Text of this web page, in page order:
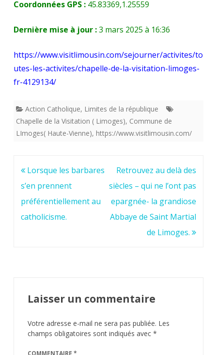
Coordonnées GPS : 45.83369,1.25559
Dernière mise à jour :3 mars 2025 à 16:36
https://www.visitlimousin.com/sejourner/activites/to
utes-les-activites/chapelle-de-la-visitation-limoges-
fr-4129134/
Action Catholique, Limites de la république
Chapelle de la Visitation ( Limoges), Commune de
LImoges( Haute-Vienne), https://www.visitlimousin.com/
Navigation
de
l’article
Lorsque les barbares
s’en prennent
préférentiellement au
catholicisme.
Retrouvez au delà des
siècles – qui ne l’ont pas
epargnée- la grandiose
Abbaye de Saint Martial
de Limoges.
Laisser un commentaire
Votre adresse e-mail ne sera pas publiée. Les
champs obligatoires sont indiqués avec *